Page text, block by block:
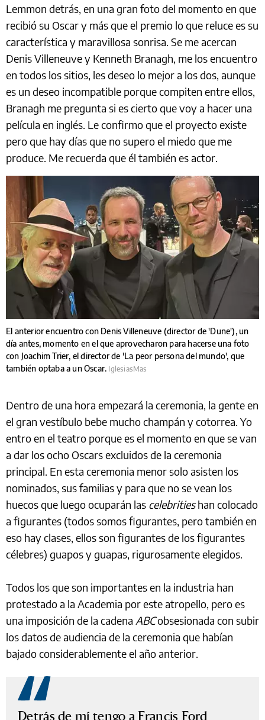
Lemmon detrás, en una gran foto del momento en que
recibió su Oscar y más que el premio lo que reluce es su
característica y maravillosa sonrisa. Se me acercan
Denis Villeneuve y Kenneth Branagh, me los encuentro
en todos los sitios, les deseo lo mejor a los dos, aunque
es un deseo incompatible porque compiten entre ellos,
Branagh me pregunta si es cierto que voy a hacer una
película en inglés. Le confirmo que el proyecto existe
pero que hay días que no supero el miedo que me
produce. Me recuerda que él también es actor.
El anterior encuentro con Denis Villeneuve (director de 'Dune'), un
día antes, momento en el que aprovecharon para hacerse una foto
con Joachim Trier, el director de 'La peor persona del mundo', que
también optaba a un Oscar. IglesiasMas
Dentro de una hora empezará la ceremonia, la gente en
el gran vestíbulo bebe mucho champán y cotorrea. Yo
entro en el teatro porque es el momento en que se van
a dar los ocho Oscars excluidos de la ceremonia
principal. En esta ceremonia menor solo asisten los
nominados, sus familias y para que no se vean los
huecos que luego ocuparán las celebritieshan colocado
a figurantes (todos somos figurantes, pero también en
eso hay clases, ellos son figurantes de los figurantes
célebres) guapos y guapas, rigurosamente elegidos.
Todos los que son importantes en la industria han
protestado a la Academia por este atropello, pero es
una imposición de la cadena ABCobsesionada con subir
los datos de audiencia de la ceremonia que habían
bajado considerablemente el año anterior.
Detrás de mí tengo a Francis Ford